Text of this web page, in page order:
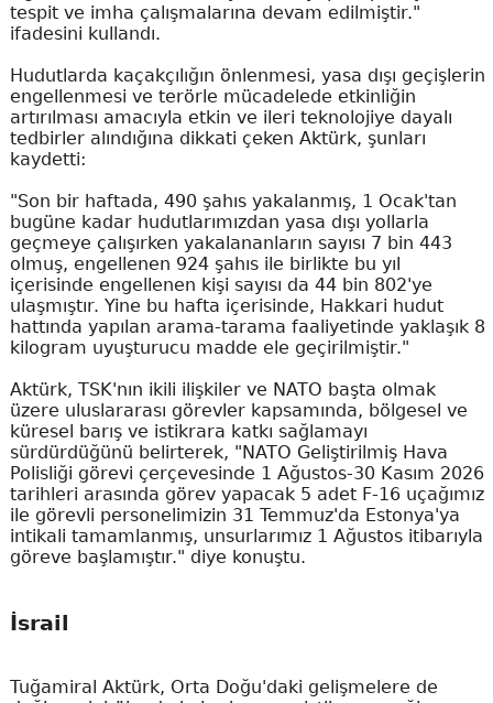
tespit ve imha çalışmalarına devam edilmiştir."
ifadesini kullandı.
Hudutlarda kaçakçılığın önlenmesi, yasa dışı geçişlerin
engellenmesi ve terörle mücadelede etkinliğin
artırılması amacıyla etkin ve ileri teknolojiye dayalı
tedbirler alındığına dikkati çeken Aktürk, şunları
kaydetti:
"Son bir haftada, 490 şahıs yakalanmış, 1 Ocak'tan
bugüne kadar hudutlarımızdan yasa dışı yollarla
geçmeye çalışırken yakalananların sayısı 7 bin 443
olmuş, engellenen 924 şahıs ile birlikte bu yıl
içerisinde engellenen kişi sayısı da 44 bin 802'ye
ulaşmıştır. Yine bu hafta içerisinde, Hakkari hudut
hattında yapılan arama-tarama faaliyetinde yaklaşık 8
kilogram uyuşturucu madde ele geçirilmiştir."
Aktürk, TSK'nın ikili ilişkiler ve NATO başta olmak
üzere uluslararası görevler kapsamında, bölgesel ve
küresel barış ve istikrara katkı sağlamayı
sürdürdüğünü belirterek, "NATO Geliştirilmiş Hava
Polisliği görevi çerçevesinde 1 Ağustos-30 Kasım 2026
tarihleri arasında görev yapacak 5 adet F-16 uçağımız
ile görevli personelimizin 31 Temmuz'da Estonya'ya
intikali tamamlanmış, unsurlarımız 1 Ağustos itibarıyla
göreve başlamıştır." diye konuştu.
İsrail
Tuğamiral Aktürk, Orta Doğu'daki gelişmelere de